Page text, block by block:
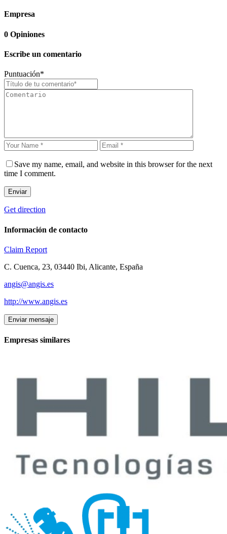
Empresa
0 Opiniones
Escribe un comentario
Puntuación*
Save my name, email, and website in this browser for the next
time I comment.
Enviar
Get direction
Información de contacto
Claim Report
C. Cuenca, 23, 03440 Ibi, Alicante, España
angis@angis.es
http://www.angis.es
Enviar mensaje
Empresas similares